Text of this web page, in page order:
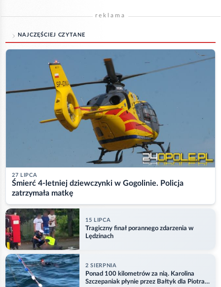
reklama
NAJCZĘŚCIEJ CZYTANE
27 LIPCA
Śmierć 4-letniej dziewczynki w Gogolinie. Policja
zatrzymała matkę
15 LIPCA
Tragiczny finał porannego zdarzenia w
Lędzinach
2 SIERPNIA
Ponad 100 kilometrów za nią. Karolina
Szczepaniak płynie przez Bałtyk dla Piotra.